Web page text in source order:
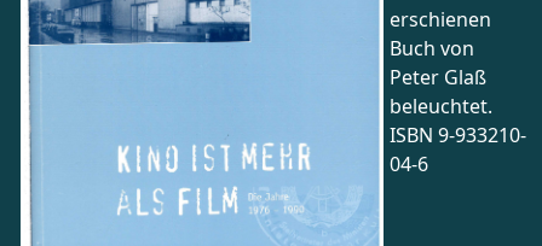
erschienen
Buch von
Peter Glaß
beleuchtet.
ISBN 9-933210-
04-6